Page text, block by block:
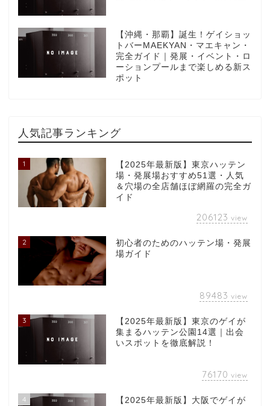
【沖縄・那覇】誕生！ゲイショッ
トバーMAEKYAN・マエキャン・
完全ガイド｜発展・イベント・ロ
ーションプールまで楽しめる新ス
ポット
人気記事ランキング
1
【2025年最新版】東京ハッテン
場・発展場おすすめ51選・人気
＆穴場の全店舗ほぼ網羅の完全ガ
イド
206123 view
2
初心者のためのハッテン場・発展
場ガイド
89483 view
3
【2025年最新版】東京のゲイが
集まるハッテン公園14選｜出会
いスポットを徹底解説！
76170 view
4
【2025年最新版】大阪でゲイが